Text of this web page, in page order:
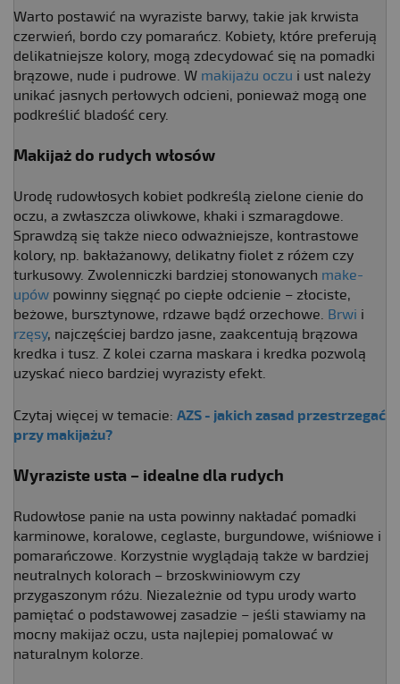
Warto postawić na wyraziste barwy, takie jak krwista
czerwień, bordo czy pomarańcz. Kobiety, które preferują
delikatniejsze kolory, mogą zdecydować się na pomadki
brązowe, nude i pudrowe. W makijażu oczu i ust należy
unikać jasnych perłowych odcieni, ponieważ mogą one
podkreślić bladość cery.
Makijaż do rudych włosów
Urodę rudowłosych kobiet podkreślą zielone cienie do
oczu, a zwłaszcza oliwkowe, khaki i szmaragdowe.
Sprawdzą się także nieco odważniejsze, kontrastowe
kolory, np. bakłażanowy, delikatny fiolet z różem czy
turkusowy. Zwolenniczki bardziej stonowanych make-
upów powinny sięgnąć po ciepłe odcienie – złociste,
beżowe, bursztynowe, rdzawe bądź orzechowe. Brwi i
rzęsy, najczęściej bardzo jasne, zaakcentują brązowa
kredka i tusz. Z kolei czarna maskara i kredka pozwolą
uzyskać nieco bardziej wyrazisty efekt.
Czytaj więcej w temacie: AZS - jakich zasad przestrzegać
przy makijażu?
Wyraziste usta – idealne dla rudych
Rudowłose panie na usta powinny nakładać pomadki
karminowe, koralowe, ceglaste, burgundowe, wiśniowe i
pomarańczowe. Korzystnie wyglądają także w bardziej
neutralnych kolorach – brzoskwiniowym czy
przygaszonym różu. Niezależnie od typu urody warto
pamiętać o podstawowej zasadzie – jeśli stawiamy na
mocny makijaż oczu, usta najlepiej pomalować w
naturalnym kolorze.